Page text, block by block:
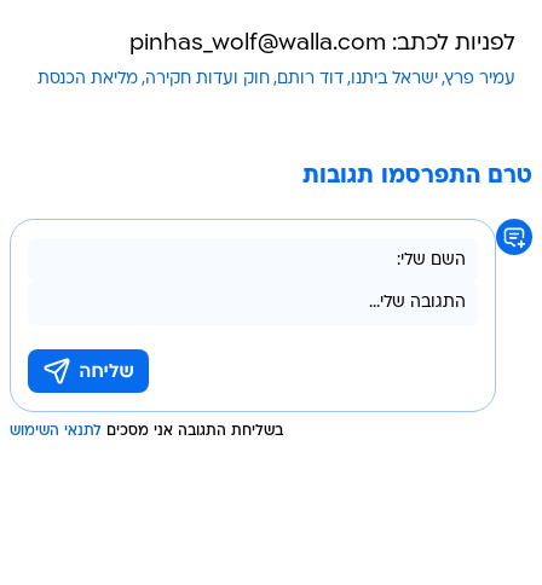
בשליחת התגובה אני מסכים לתנאי השימוש